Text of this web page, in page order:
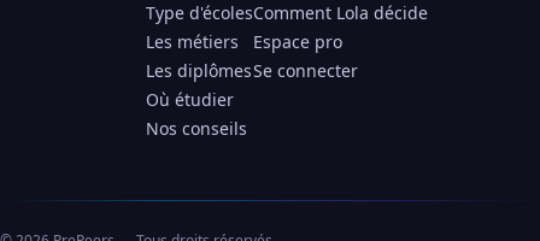
Type d'écoles
Les métiers
Les diplômes
Où étudier
Nos conseils
Comment Lola décide
Espace pro
Se connecter